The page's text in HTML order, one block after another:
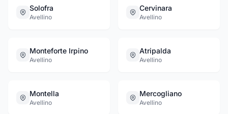
Solofra
Avellino
Cervinara
Avellino
Monteforte Irpino
Avellino
Atripalda
Avellino
Montella
Avellino
Mercogliano
Avellino